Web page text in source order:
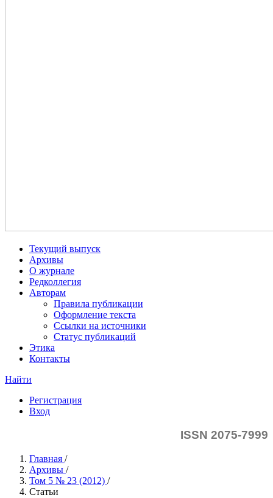
Текущий выпуск
Архивы
О журнале
Редколлегия
Авторам
Правила публикации
Оформление текста
Ссылки на источники
Статус публикаций
Этика
Контакты
Найти
Регистрация
Вход
ISSN 2075-7999
Главная /
Архивы /
Том 5 № 23 (2012) /
Статьи